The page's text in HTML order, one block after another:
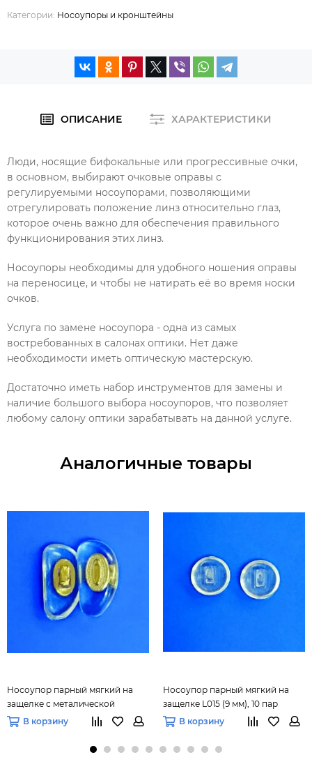
Категории: Носоупоры и кронштейны
ОПИСАНИЕ ХАРАКТЕРИСТИКИ
Люди, носящие бифокальные или прогрессивные очки,
в основном, выбирают очковые оправы с
регулируемыми носоупорами, позволяющими
отрегулировать положение линз относительно глаз,
которое очень важно для обеспечения правильного
функционирования этих линз.
Носоупоры необходимы для удобного ношения оправы
на переносице, и чтобы не натирать её во время носки
очков.
Услуга по замене носоупора - одна из самых
востребованных в салонах оптики. Нет даже
необходимости иметь оптическую мастерскую.
Достаточно иметь набор инструментов для замены и
наличие большого выбора носоупоров, что позволяет
любому салону оптики зарабатывать на данной услуге.
Аналогичные товары
Носоупор парный мягкий на
защелке с металической
вставкой L014 (16 мм), 10 пар
В корзину
Носоупор парный мягкий на
защелке L015 (9 мм), 10 пар
В корзину